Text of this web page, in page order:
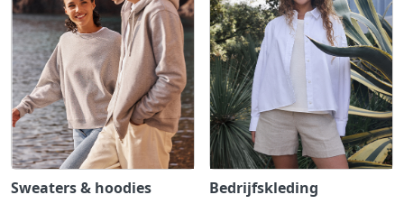
Sweaters & hoodies Bedrijfskleding